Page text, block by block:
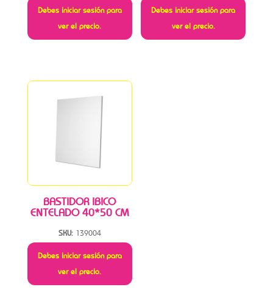
Debes iniciar sesión para
ver el precio.
Debes iniciar sesión para
ver el precio.
BASTIDOR IBICO
ENTELADO 40*50 CM
SKU: 139004
Debes iniciar sesión para
ver el precio.